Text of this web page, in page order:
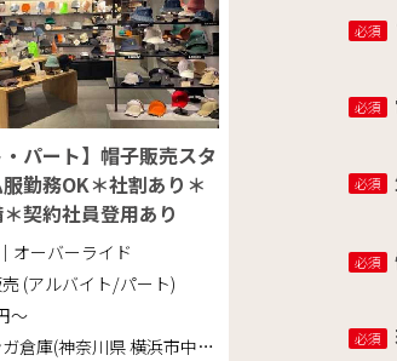
・パート】帽子販売スタ
勤務OK＊社割あり＊
契約社員登用あり
オーバーライド
(アルバイト/パート)
～
倉庫(神奈川県 横浜市中区)
必須
必須
必須
必須
必須